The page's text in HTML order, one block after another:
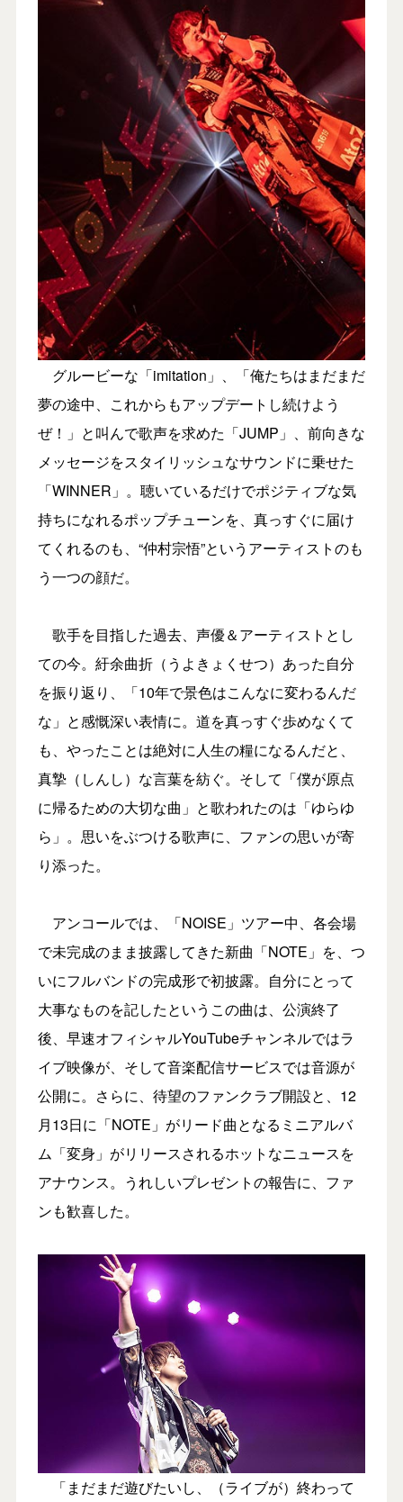
グルービーな「imitation」、「俺たちはまだまだ
夢の途中、これからもアップデートし続けよう
ぜ！」と叫んで歌声を求めた「JUMP」、前向きな
メッセージをスタイリッシュなサウンドに乗せた
「WINNER」。聴いているだけでポジティブな気
持ちになれるポップチューンを、真っすぐに届け
てくれるのも、“仲村宗悟”というアーティストのも
う一つの顔だ。
歌手を目指した過去、声優＆アーティストとし
ての今。紆余曲折（うよきょくせつ）あった自分
を振り返り、「10年で景色はこんなに変わるんだ
な」と感慨深い表情に。道を真っすぐ歩めなくて
も、やったことは絶対に人生の糧になるんだと、
真摯（しんし）な言葉を紡ぐ。そして「僕が原点
に帰るための大切な曲」と歌われたのは「ゆらゆ
ら」。思いをぶつける歌声に、ファンの思いが寄
り添った。
アンコールでは、「NOISE」ツアー中、各会場
で未完成のまま披露してきた新曲「NOTE」を、つ
いにフルバンドの完成形で初披露。自分にとって
大事なものを記したというこの曲は、公演終了
後、早速オフィシャルYouTubeチャンネルではラ
イブ映像が、そして音楽配信サービスでは音源が
公開に。さらに、待望のファンクラブ開設と、12
月13日に「NOTE」がリード曲となるミニアルバ
ム「変身」がリリースされるホットなニュースを
アナウンス。うれしいプレゼントの報告に、ファ
ンも歓喜した。
「まだまだ遊びたいし、（ライブが）終わって